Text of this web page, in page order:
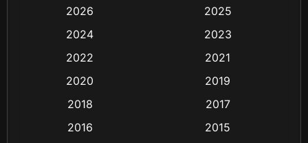
Biography ชีวิตจริง (16)
Classic หนังคลาสสิก (25)
2026
2025
2024
2023
2022
2021
2020
2019
2018
2017
2016
2015